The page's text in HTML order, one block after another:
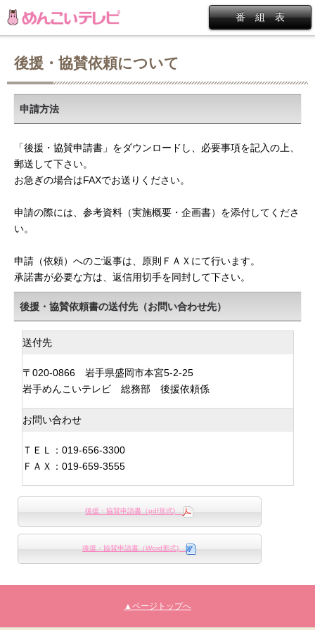
番 組 表
後援・協賛依頼について
申請方法
「後援・協賛申請書」をダウンロードし、必要事項を記入の上、
郵送して下さい。
お急ぎの場合はFAXでお送りください。
申請の際には、参考資料（実施概要・企画書）を添付してくださ
い。
申請（依頼）へのご返事は、原則ＦＡＸにて行います。
承諾書が必要な方は、返信用切手を同封して下さい。
後援・協賛依頼書の送付先（お問い合わせ先）
送付先
〒020-0866 岩手県盛岡市本宮5-2-25
岩手めんこいテレビ 総務部 後援依頼係
お問い合わせ
ＴＥＬ：019-656-3300
ＦＡＸ：019-659-3555
後援・協賛申請書（pdf形式)
後援・協賛申請書（Word形式)
▲ページトップへ